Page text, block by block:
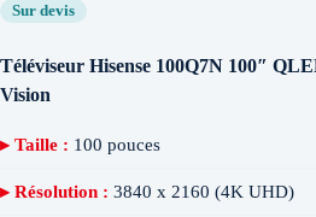
Sur devis
Téléviseur Hisense 100Q7N 100″
Vision
▸ Taille : 100 pouces
▸ Résolution : 3840 x 2160 (4K UHD)